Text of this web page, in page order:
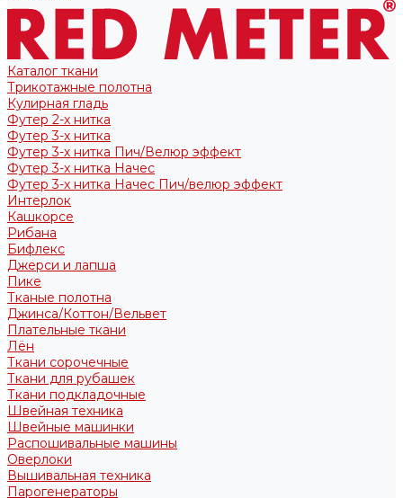
Каталог ткани
Трикотажные полотна
Кулирная гладь
Футер 2-х нитка
Футер 3-х нитка
Футер 3-х нитка Пич/Велюр эффект
Футер 3-х нитка Начес
Футер 3-х нитка Начес Пич/велюр эффект
Интерлок
Кашкорсе
Рибана
Бифлекс
Джерси и лапша
Пике
Тканые полотна
Джинса/Коттон/Вельвет
Плательные ткани
Лён
Ткани сорочечные
Ткани для рубашек
Ткани подкладочные
Швейная техника
Швейные машинки
Распошивальные машины
Оверлоки
Вышивальная техника
Парогенераторы